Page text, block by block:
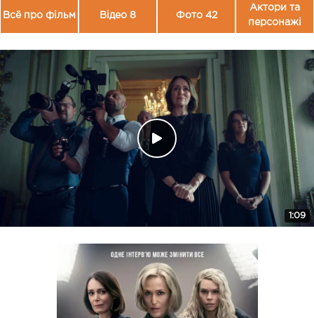
Всё про фільм Відео 8 Фото 42
Актори та
персонажі
1:09